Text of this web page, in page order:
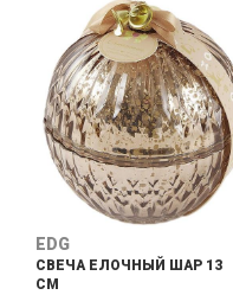
EDG
СВЕЧА ЕЛОЧНЫЙ ШАР 13
CM